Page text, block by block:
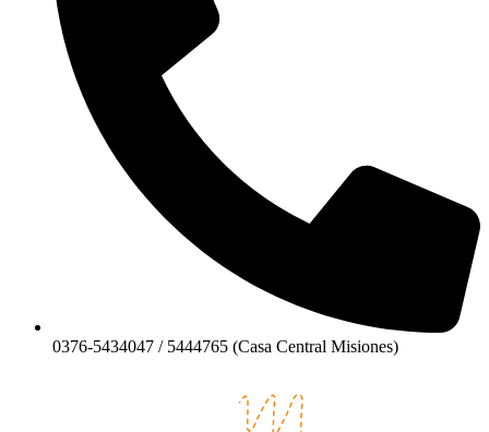
0376-5434047 / 5444765 (Casa Central Misiones)